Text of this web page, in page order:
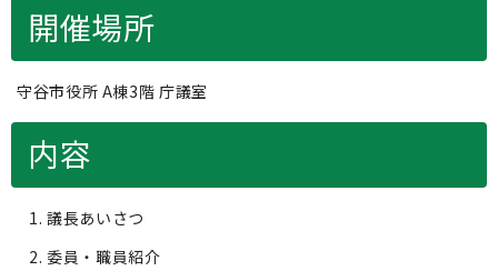
開催場所
守谷市役所 A棟3階 庁議室
内容
議長あいさつ
委員・職員紹介